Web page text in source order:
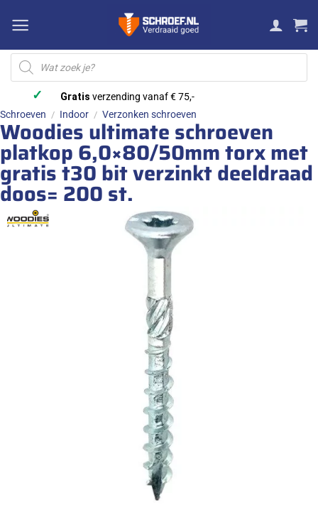
naar
inhoud
Producten
zoeken
✓ Gratis verzending vanaf € 75,-
Schroeven / Indoor / Verzonken schroeven
Woodies ultimate schroeven
platkop 6,0×80/50mm torx met
gratis t30 bit verzinkt deeldraad
doos= 200 st.